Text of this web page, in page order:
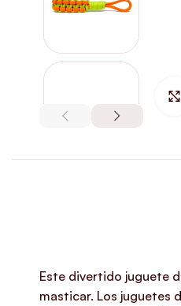
Este divertido juguete
masticar. Los juguetes